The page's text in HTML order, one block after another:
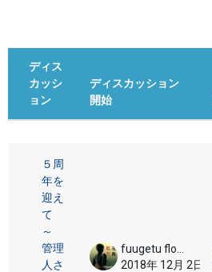
ディス
カッシ
ョン
ディスカッション
開始
５周
年を
迎え
て
～
管理
人さ
2018年 12月 2日